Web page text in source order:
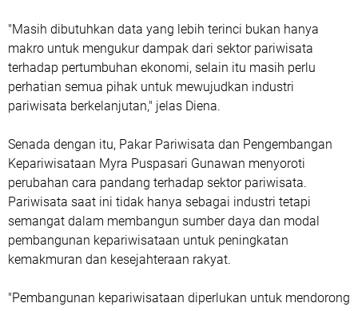
"Masih dibutuhkan data yang lebih terinci bukan hanya
makro untuk mengukur dampak dari sektor pariwisata
terhadap pertumbuhan ekonomi, selain itu masih perlu
perhatian semua pihak untuk mewujudkan industri
pariwisata berkelanjutan," jelas Diena.
Senada dengan itu, Pakar Pariwisata dan Pengembangan
Kepariwisataan Myra Puspasari Gunawan menyoroti
perubahan cara pandang terhadap sektor pariwisata.
Pariwisata saat ini tidak hanya sebagai industri tetapi
semangat dalam membangun sumber daya dan modal
pembangunan kepariwisataan untuk peningkatan
kemakmuran dan kesejahteraan rakyat.
"Pembangunan kepariwisataan diperlukan untuk mendorong